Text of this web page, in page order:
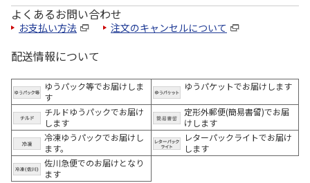
よくあるお問い合わせ
お支払い方法 注文のキャンセルについて
配送情報について
ゆうパック等でお届けしま
す
ゆうパケットでお届けします
チルドゆうパックでお届け
します
定形外郵便(簡易書留)でお届
けします
冷凍ゆうパックでお届けし
ます。
レターパックライトでお届け
します
佐川急便でのお届けとなり
ます